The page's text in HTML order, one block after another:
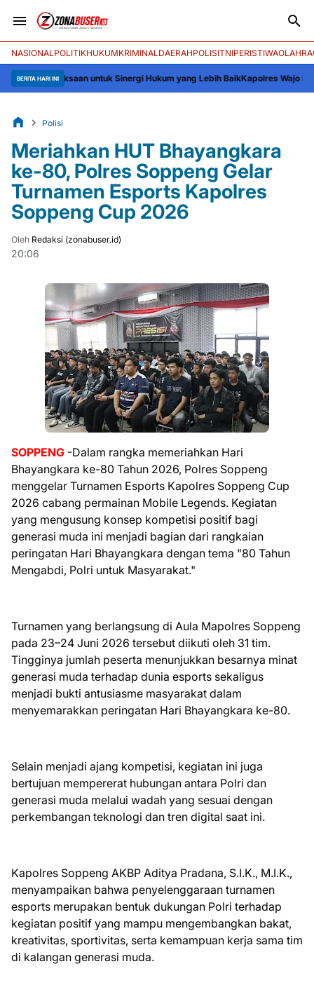
NASIONALPOLITIKHUKUMKRIMINALDAERAHPOLISITNIPERISTIWA
BERITA HARI INIuntuk Sinergi Hukum yang Lebih BaikKapolres Wajo Silaturahmi
Polisi
Meriahkan HUT Bhayangkara
ke-80, Polres Soppeng Gelar
Turnamen Esports Kapolres
Soppeng Cup 2026
Oleh Redaksi (zonabuser.id)
20:06
SOPPENG -Dalam rangka memeriahkan Hari
Bhayangkara ke-80 Tahun 2026, Polres Soppeng
menggelar Turnamen Esports Kapolres Soppeng Cup
2026 cabang permainan Mobile Legends. Kegiatan
yang mengusung konsep kompetisi positif bagi
generasi muda ini menjadi bagian dari rangkaian
peringatan Hari Bhayangkara dengan tema "80 Tahun
Mengabdi, Polri untuk Masyarakat."
Turnamen yang berlangsung di Aula Mapolres Soppeng
pada 23–24 Juni 2026 tersebut diikuti oleh 31 tim.
Tingginya jumlah peserta menunjukkan besarnya minat
generasi muda terhadap dunia esports sekaligus
menjadi bukti antusiasme masyarakat dalam
menyemarakkan peringatan Hari Bhayangkara ke-80.
Selain menjadi ajang kompetisi, kegiatan ini juga
bertujuan mempererat hubungan antara Polri dan
generasi muda melalui wadah yang sesuai dengan
perkembangan teknologi dan tren digital saat ini.
Kapolres Soppeng AKBP Aditya Pradana, S.I.K., M.I.K.,
menyampaikan bahwa penyelenggaraan turnamen
esports merupakan bentuk dukungan Polri terhadap
kegiatan positif yang mampu mengembangkan bakat,
kreativitas, sportivitas, serta kemampuan kerja sama tim
di kalangan generasi muda.